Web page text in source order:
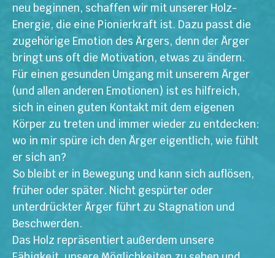
neu beginnen, schaffen wir mit unserer Holz-
Energie, die eine Pionierkraft ist. Dazu passt die
zugehörige Emotion des Ärgers, denn der Ärger
bringt uns oft die Motivation, etwas zu ändern.
Für einen gesunden Umgang mit unserem Ärger
(und allen anderen Emotionen) ist es hilfreich,
sich in einen guten Kontakt mit dem eigenen
Körper zu treten und immer wieder zu entdecken:
wo in mir spüre ich den Ärger eigentlich, wie fühlt
er sich an?
So bleibt er in Bewegung und kann sich auflösen,
früher oder später. Nicht gespürter oder
unterdrückter Ärger führt zu Stagnation und
Beschwerden.
Das Holz repräsentiert außerdem unsere